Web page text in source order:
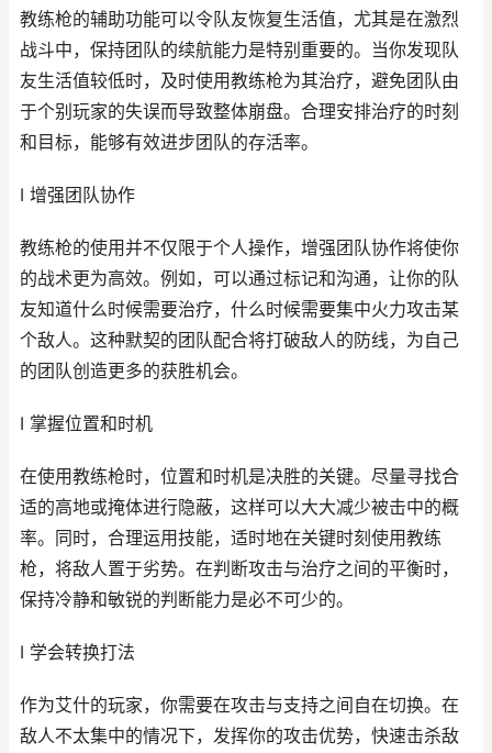
教练枪的辅助功能可以令队友恢复生活值，尤其是在激烈
战斗中，保持团队的续航能力是特别重要的。当你发现队
友生活值较低时，及时使用教练枪为其治疗，避免团队由
于个别玩家的失误而导致整体崩盘。合理安排治疗的时刻
和目标，能够有效进步团队的存活率。
I 增强团队协作
教练枪的使用并不仅限于个人操作，增强团队协作将使你
的战术更为高效。例如，可以通过标记和沟通，让你的队
友知道什么时候需要治疗，什么时候需要集中火力攻击某
个敌人。这种默契的团队配合将打破敌人的防线，为自己
的团队创造更多的获胜机会。
I 掌握位置和时机
在使用教练枪时，位置和时机是决胜的关键。尽量寻找合
适的高地或掩体进行隐蔽，这样可以大大减少被击中的概
率。同时，合理运用技能，适时地在关键时刻使用教练
枪，将敌人置于劣势。在判断攻击与治疗之间的平衡时，
保持冷静和敏锐的判断能力是必不可少的。
I 学会转换打法
作为艾什的玩家，你需要在攻击与支持之间自在切换。在
敌人不太集中的情况下，发挥你的攻击优势，快速击杀敌